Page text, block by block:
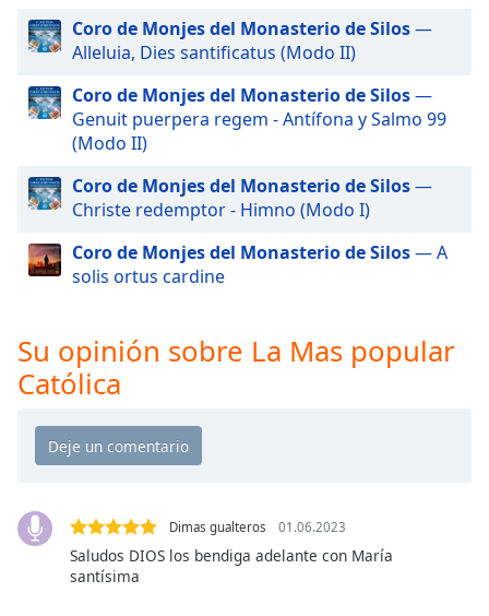
Background
Color
Opacity
Caption
Area
Background
Opacity
Font
Text
Edge
Coro de Monjes del Monasterio de Silos—
Alleluia, Dies santificatus (Modo II)
Coro de Monjes del Monasterio de Silos—
Genuit puerpera regem - Antífona y Salmo 99
(Modo II)
Coro de Monjes del Monasterio de Silos—
Christe redemptor - Himno (Modo I)
Coro de Monjes del Monasterio de Silos— A
solis ortus cardine
Su opinión sobre La Mas popular
Católica
Dimas gualteros 01.06.2023
Saludos DIOS los bendiga adelante con María
santísima